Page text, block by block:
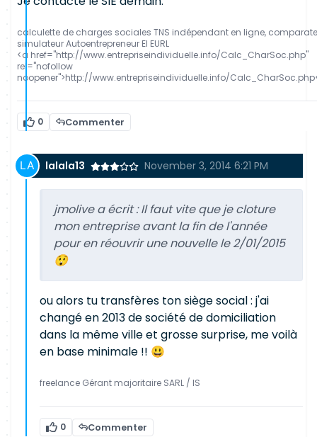
calculette de charges sociales TNS indépendant en ligne,
simulateur Autoentrepreneur EI EURL
<a href="http://www.entrepriseindividuelle.info/Calc_CharSoc.php"
rel="nofollow
noopener">http://www.entrepriseindividuelle.info/
0 Commenter
lalala13 November 3, 2014 6:21 PM
jmolive a écrit :Il faut vite que je cloture
mon entreprise avant la fin de l'année
pour en réouvrir une nouvelle le 2/01/2015
😲
ou alors tu transfères ton siège social : j'ai
changé en 2013 de société de domiciliation
dans la même ville et grosse surprise, me voilà
en base minimale !! 😃
freelance Gérant majoritaire SARL / IS
0 Commenter